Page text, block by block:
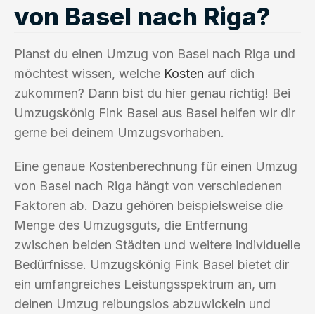
von Basel nach Riga?
Planst du einen Umzug von Basel nach Riga und
möchtest wissen, welche Kosten auf dich
zukommen? Dann bist du hier genau richtig! Bei
Umzugskönig Fink Basel aus Basel helfen wir dir
gerne bei deinem Umzugsvorhaben.
Eine genaue Kostenberechnung für einen Umzug
von Basel nach Riga hängt von verschiedenen
Faktoren ab. Dazu gehören beispielsweise die
Menge des Umzugsguts, die Entfernung
zwischen beiden Städten und weitere individuelle
Bedürfnisse. Umzugskönig Fink Basel bietet dir
ein umfangreiches Leistungsspektrum an, um
deinen Umzug reibungslos abzuwickeln und